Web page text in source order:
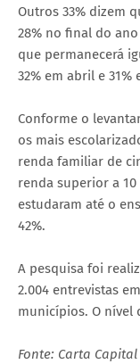
Outros 33% dizem
28% no final do
que permanecerá
32% em abril e 31%
Conforme o
os mais
renda familiar de
renda superior a
estudaram até o
42%.
A pesquisa foi
2.004 entrevistas
municípios. O nível
Fonte: Carta Capital